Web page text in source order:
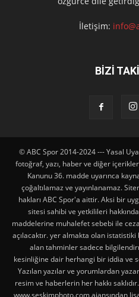
İletişim:
BİZİ
© ABC Spor 2014-2024 --- Yasal
fotoğraf, yazı, haber ve diğer
Kanunu 36. madde uyarınca
çoğaltılamaz ve yayınlanamaz.
hakları ABC Spor'a aittir. Aksi bir
sitesi sahibi ve yetkilileri
maddelerine muhalefet sebebi ile
açılacaktır. yer almakta olan
alan tahminler sadece
kesinliğine dair herhangi bir iddia ve
Yazılan yazılar ve yorumlardan
resim ve haberlerin her hakkı
www.seskimphoto.com ajansından